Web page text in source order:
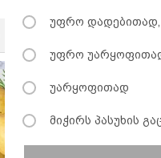
უფრო
უფრო
უარყოფითად
მიჭირს პასუხის